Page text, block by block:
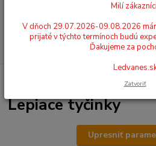
Lepiace tyčinky
Upresniť
Milí
V dňoch 29.07.2026-09.08.2026
prijaté v týchto termínoch budú
Ďakujeme za
Zatvoriť